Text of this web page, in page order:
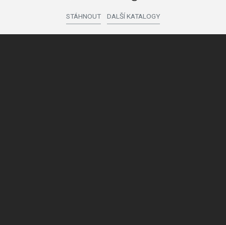
STÁHNOUT DALŠÍ KATALOGY